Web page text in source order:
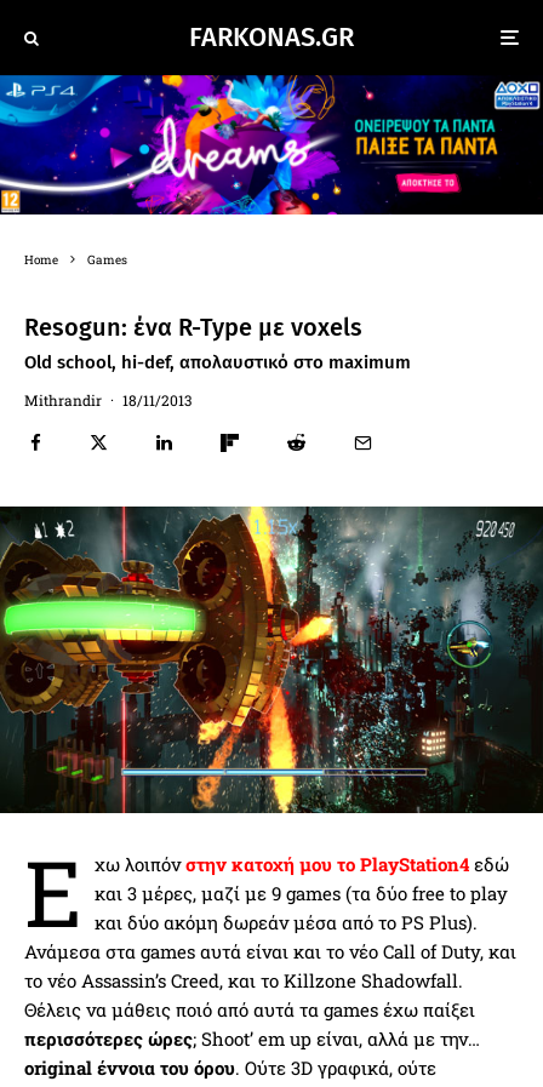
FARKONAS.GR
Home Games
Resogun: ένα R-Type με voxels
Old school, hi-def, απολαυστικό στο maximum
Mithrandir · 18/11/2013
Έ χω λοιπόνστην κατοχή μου το PlayStation4 εδώ
και 3 μέρες, μαζί με 9 games (τα δύο free to play
και δύο ακόμη δωρεάν μέσα από το PS Plus).
Ανάμεσα στα games αυτά είναι και το νέο Call of Duty, και
το νέο Assassin’s Creed, και το Killzone Shadowfall.
Θέλεις να μάθεις ποιό από αυτά τα games έχω παίξει
περισσότερες ώρες; Shoot’ em up είναι, αλλά με την…
original έννοια του όρου. Ούτε 3D γραφικά, ούτε